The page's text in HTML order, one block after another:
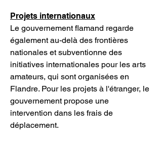
Projets internationaux
Le gouvernement flamand regarde
également au-delà des frontières
nationales et subventionne des
initiatives internationales pour les arts
amateurs, qui sont organisées en
Flandre. Pour les projets à l'étranger, le
gouvernement propose une
intervention dans les frais de
déplacement.